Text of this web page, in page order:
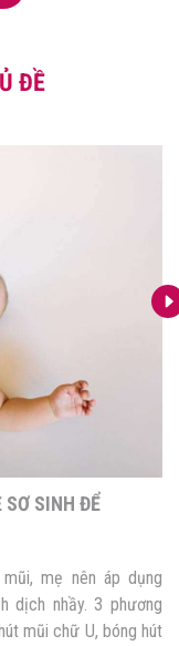
ĐỀ
SƠ SINH ĐỂ
mẹ nên áp dụng
dịch nhầy. 3 phương
mũi chữ U, bóng hút